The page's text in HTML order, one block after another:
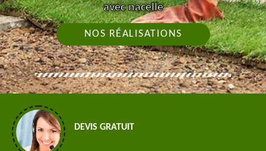
avec nacelle
NOS RÉALISATIONS
DEVIS GRATUIT